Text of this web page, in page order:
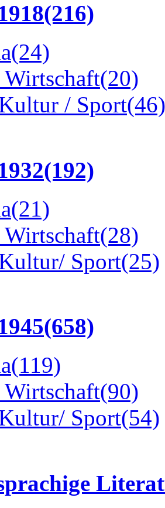
(216)
(24)
(20)
/ Sport(46)
(192)
(21)
(28)
Sport(25)
(658)
(119)
(90)
Sport(54)